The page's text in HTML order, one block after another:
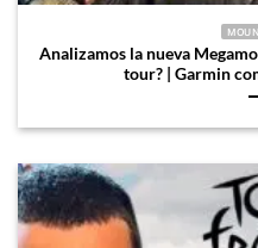
Analizamos la nueva
tour? | Garmin